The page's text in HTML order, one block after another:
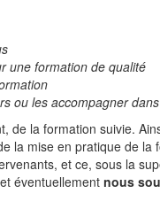
une formation de qualité
ou les accompagner
la formation suivie.
mise en pratique de
et ce, sous la
éventuellementnous